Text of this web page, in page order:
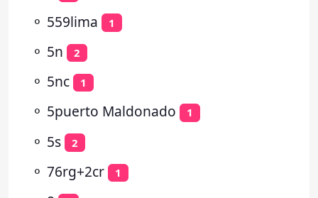
⚬ 559lima 1
⚬ 5n 2
⚬ 5nc 1
⚬ 5puerto Maldonado 1
⚬ 5s 2
⚬ 76rg+2cr 1